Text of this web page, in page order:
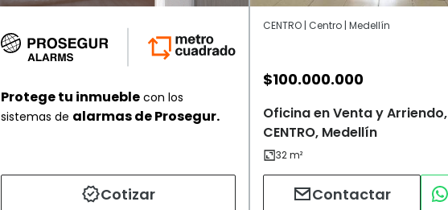
Protege tu inmueble con los
sistemas de alarmas de Prosegur.
Cotizar
CENTRO | Centro | Medellín
$100.000.000
Oficina en Venta y Arriendo,
CENTRO, Medellín
Contactar